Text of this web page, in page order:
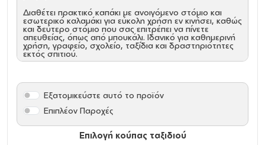
Διαθέτει πρακτικό καπάκι με ανοιγόμενο στόμιο και
εσωτερικό καλαμάκι για εύκολη χρήση εν κινήσει, καθώς
και δεύτερο στόμιο που σας επιτρέπει να πίνετε
απευθείας, όπως από μπουκάλι. Ιδανικό για καθημερινή
χρήση, γραφείο, σχολείο, ταξίδια και δραστηριότητες
εκτός σπιτιού.
Θερμό: ΝΑΙ
Χωρητικότητα : 600ml / 20oz
Χρήση: ΖΕΣΤΑ, ΚΡΥΟ
Για θήκη αυτοκινήτου: ΝΑΙ
Επιλογή κούπας ταξιδιού
Εξατομικεύστε αυτό το προϊόν
Επιπλέον Παροχές